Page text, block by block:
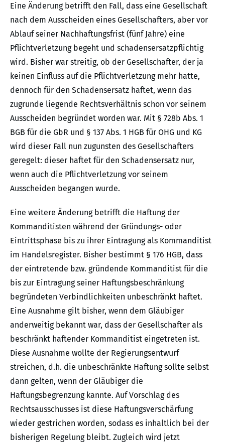
Eine Änderung betrifft den Fall, dass eine Gesellschaft
nach dem Ausscheiden eines Gesellschafters, aber vor
Ablauf seiner Nachhaftungsfrist (fünf Jahre) eine
Pflichtverletzung begeht und schadensersatzpflichtig
wird. Bisher war streitig, ob der Gesellschafter, der ja
keinen Einfluss auf die Pflichtverletzung mehr hatte,
dennoch für den Schadensersatz haftet, wenn das
zugrunde liegende Rechtsverhältnis schon vor seinem
Ausscheiden begründet worden war. Mit § 728b Abs. 1
BGB für die GbR und § 137 Abs. 1 HGB für OHG und KG
wird dieser Fall nun zugunsten des Gesellschafters
geregelt: dieser haftet für den Schadensersatz nur,
wenn auch die Pflichtverletzung vor seinem
Ausscheiden begangen wurde.
Eine weitere Änderung betrifft die Haftung der
Kommanditisten während der Gründungs- oder
Eintrittsphase bis zu ihrer Eintragung als Kommanditist
im Handelsregister. Bisher bestimmt § 176 HGB, dass
der eintretende bzw. gründende Kommanditist für die
bis zur Eintragung seiner Haftungsbeschränkung
begründeten Verbindlichkeiten unbeschränkt haftet.
Eine Ausnahme gilt bisher, wenn dem Gläubiger
anderweitig bekannt war, dass der Gesellschafter als
beschränkt haftender Kommanditist eingetreten ist.
Diese Ausnahme wollte der Regierungsentwurf
streichen, d.h. die unbeschränkte Haftung sollte selbst
dann gelten, wenn der Gläubiger die
Haftungsbegrenzung kannte. Auf Vorschlag des
Rechtsausschusses ist diese Haftungsverschärfung
wieder gestrichen worden, sodass es inhaltlich bei der
bisherigen Regelung bleibt. Zugleich wird jetzt